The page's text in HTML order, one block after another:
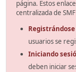
página. Estos
centralizada de
Registrándose
usuarios se
Iniciando
deben iniciar